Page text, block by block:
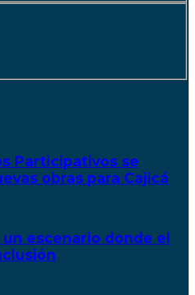
Participativos se
obras para Cajicá
un escenario donde el